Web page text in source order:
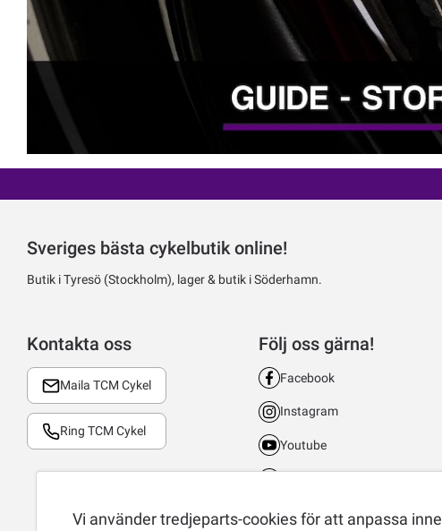
Sveriges bästa cykelbutik online!
Butik i Tyresö (Stockholm), lager & butik i Söderhamn.
Kontakta oss
Maila TCM Cykel
Ring TCM Cykel
Följ oss gärna!
Facebook
Instagram
Youtube
TikTok
Vi använder tredjeparts-cookies för att anpassa